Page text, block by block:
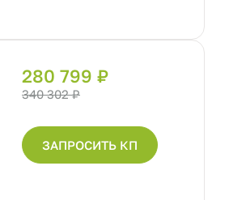
280 799 ₽
340 302 ₽
ЗАПРОСИТЬ КП